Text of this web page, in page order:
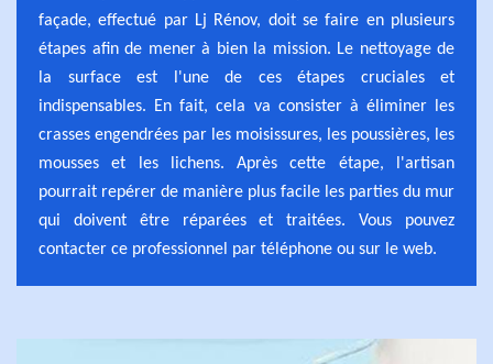
façade, effectué par Lj Rénov, doit se faire en plusieurs
étapes afin de mener à bien la mission. Le nettoyage de
la surface est l'une de ces étapes cruciales et
indispensables. En fait, cela va consister à éliminer les
crasses engendrées par les moisissures, les poussières, les
mousses et les lichens. Après cette étape, l'artisan
pourrait repérer de manière plus facile les parties du mur
qui doivent être réparées et traitées. Vous pouvez
contacter ce professionnel par téléphone ou sur le web.